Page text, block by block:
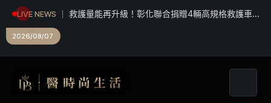
LIVE NEWS
救護量能再升級！彰化聯合捐贈4輛高規格救護車
2026/08/07